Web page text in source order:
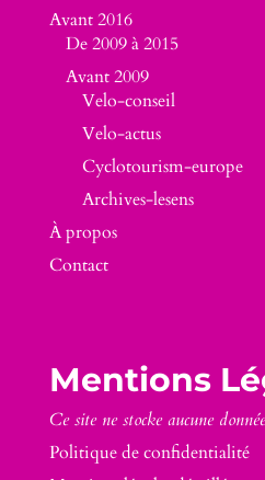
Avant 2016
De 2009 à 2015
Avant 2009
Velo-conseil
Velo-actus
Cyclotourism-europe
Archives-lesens
À propos
Contact
Mentions
Ce site ne stocke aucune
Politique de confidentialité